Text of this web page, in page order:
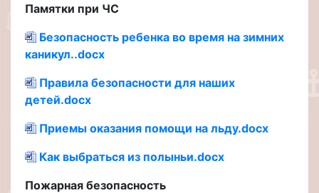
Памятки при ЧС
Безопасность ребенка во время на зимних
каникул..docx
Правила безопасности для наших
детей.docx
Приемы оказания помощи на льду.docx
Как выбраться из полыньи.docx
Пожарная безопасность